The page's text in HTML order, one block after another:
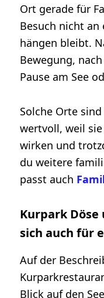
Ort gerade für
Besuch nicht an
hängen bleibt.
Bewegung,
Pause am See
Solche Orte
wertvoll, weil
wirken und
du weitere
passt auch
Kurpark
sich auch für
Auf der
Blick auf den